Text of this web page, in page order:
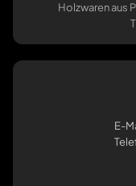
Holzwaren aus
E-